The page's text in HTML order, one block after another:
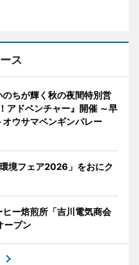
ス
ちが輝く秋の夜間特別営
アドベンチャー』開催 ～早
ウサマペンギンパレー
境フェア2026」をおにク
ー焙煎所「吉川電気商会
ープン